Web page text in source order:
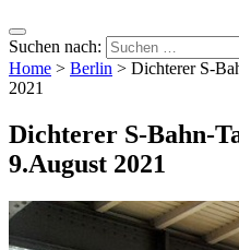
Suchen nach:
Home > Berlin > Dichterer S-
2021
Dichterer S-Bahn-
9.August 2021